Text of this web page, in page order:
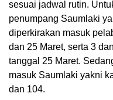
sesuai jadwal rutin.
penumpang Saumlaki
diperkirakan masuk
dan 25 Maret, serta 3
tanggal 25 Maret.
masuk Saumlaki yakni
dan 104.